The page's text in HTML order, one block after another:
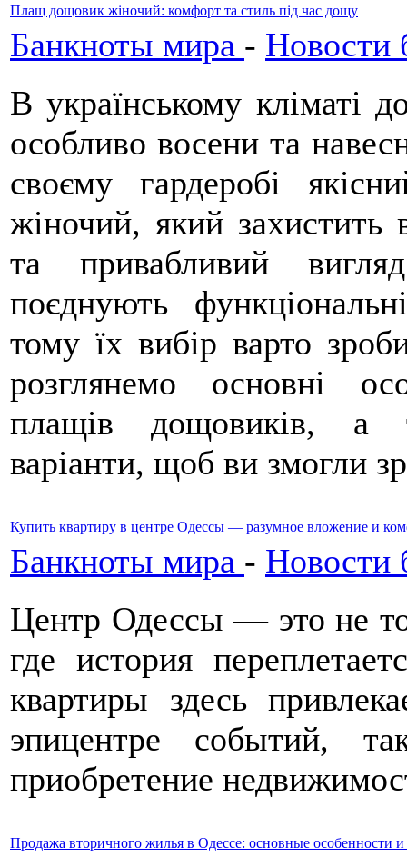
Плащ дощовик жіночий: комфорт та стиль під час дощу
Банкноты мира - Новости
В українському кліматі
особливо восени та
своєму гардеробі
жіночий, який захистить
та привабливий
поєднують
тому їх вибір варто
розглянемо основні
плащів дощовиків, а
варіанти, щоб ви змогли
Купить квартиру в центре Одессы — разумное вложение и
Банкноты мира - Новости
Центр Одессы — это не
где история
квартиры здесь
эпицентре событий,
приобретение
Продажа вторичного жилья в Одессе: основные особенности и